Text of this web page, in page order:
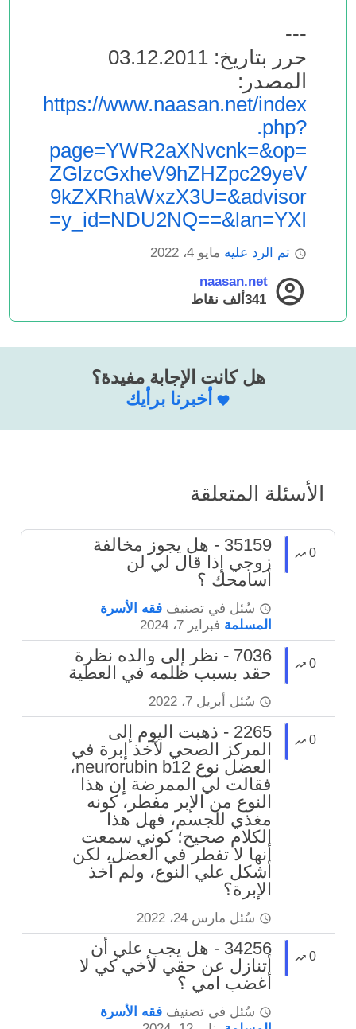
---
حرر بتاريخ: 03.12.2011
المصدر:
https://www.naasan.net/index
.php?
page=YWR2aXNvcnk=&op=
ZGlzcGxheV9hZHZpc29yeV
9kZXRhaWxzX3U=&advisor
y_id=NDU2NQ==&lan=YXI=
تم الرد عليه مايو 4، 2022
naasan.net
341ألف
نقاط
هل كانت الإجابة مفيدة؟
أخبرنا برأيك
الأسئلة المتعلقة
0
35159 - هل يجوز مخالفة
زوجي إذا قال لي لن
أسامحك ؟
سُئل في تصنيففقه الأسرة
المسلمة فبراير 7، 2024
0
7036 - نظر إلى والده نظرة
حقد بسبب ظلمه في العطية
سُئل أبريل 7، 2022
0
2265 - ذهبت اليوم إلى
المركز الصحي لآخذ إبرة في
العضل نوع neurorubin b12،
فقالت لي الممرضة إن هذا
النوع من الإبر مفطر، كونه
مغذي للجسم، فهل هذا
الكلام صحيح؛ كوني سمعت
أنها لا تفطر في العضل، لكن
أشكل علي النوع، ولم آخذ
الإبرة؟
سُئل مارس 24، 2022
0
34256 - هل يجب علي أن
أتنازل عن حقي لأخي كي لا
أغضب امي ؟
سُئل في تصنيففقه الأسرة